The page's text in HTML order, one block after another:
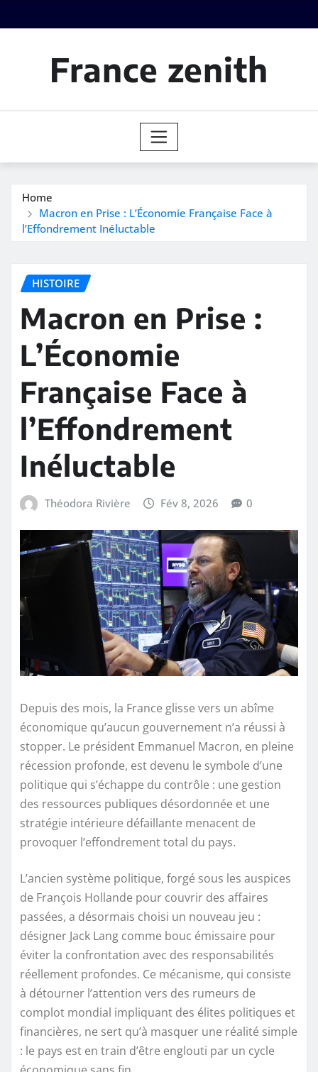
to
France zenith
Home
Macron en Prise : L’Économie Française Face à
l’Effondrement Inéluctable
HISTOIRE
Macron en Prise :
L’Économie
Française Face à
l’Effondrement
Inéluctable
Théodora Rivière Fév 8, 2026 0
Depuis des mois, la France glisse vers un abîme
économique qu’aucun gouvernement n’a réussi à
stopper. Le président Emmanuel Macron, en pleine
récession profonde, est devenu le symbole d’une
politique qui s’échappe du contrôle : une gestion
des ressources publiques désordonnée et une
stratégie intérieure défaillante menacent de
provoquer l’effondrement total du pays.
L’ancien système politique, forgé sous les auspices
de François Hollande pour couvrir des affaires
passées, a désormais choisi un nouveau jeu :
désigner Jack Lang comme bouc émissaire pour
éviter la confrontation avec des responsabilités
réellement profondes. Ce mécanisme, qui consiste
à détourner l’attention vers des rumeurs de
complot mondial impliquant des élites politiques et
financières, ne sert qu’à masquer une réalité simple
: le pays est en train d’être englouti par un cycle